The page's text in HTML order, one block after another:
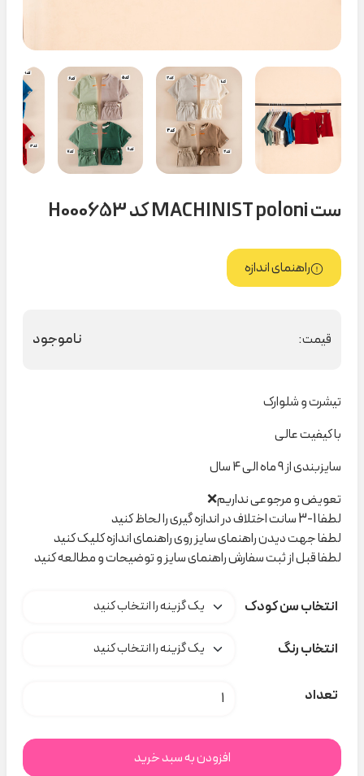
ست MACHINIST poloni کد H000653
راهنمای اندازه
قیمت: ناموجود
تیشرت و شلوارک
با کیفیت عالی
سایزبندی از ۹ ماه الی ۴ سال
تعویض و مرجوعی نداریم❌
لطفا 1-3 سانت اختلاف در اندازه گیری را لحاظ کنید
لطفا جهت دیدن راهنمای سایز روی راهنمای اندازه کلیک کنید
لطفا قبل از ثبت سفارش راهنمای سایز و توضیحات و مطالعه کنید
انتخاب سن کودک
انتخاب رنگ
تعداد ست MACHINIST poloni کد H000653 عدد
افزودن به سبد خرید